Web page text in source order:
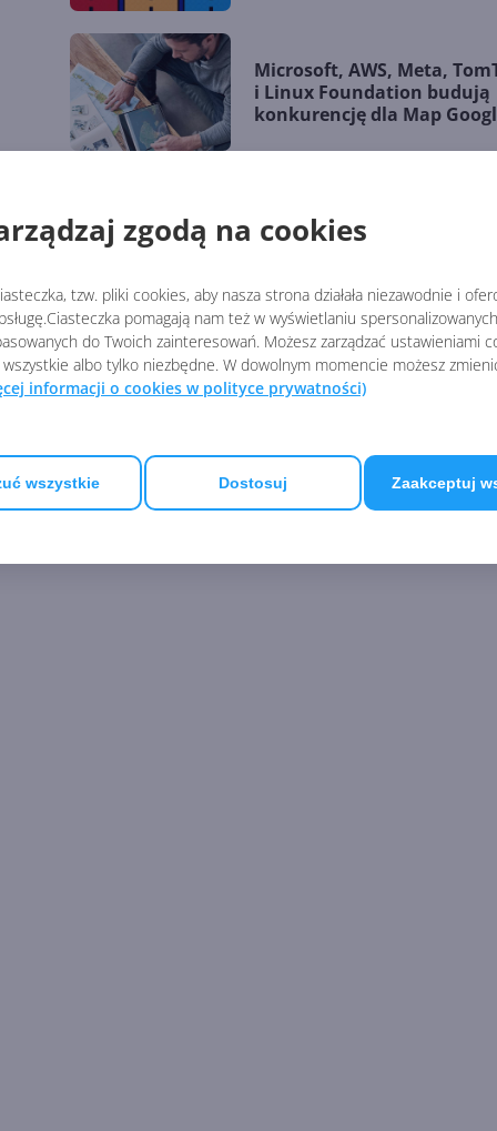
zgodą na cookies
tzw. pliki cookies, aby nasza strona działała niezawodnie i
pomagają nam też w wyświetlaniu
do Twoich zainteresowań. Możesz zarządzać ustawieniami
albo tylko niezbędne. W dowolnym momencie możesz
informacji o cookies w polityce prywatności)
wszystkie Dostosuj Zaakceptuj
Microsoft, AWS, Meta,
i Linux Foundation budują
konkurencję dla Map
zagnieżdżoną wirtualizację
My Phone - odpowiednik
z telefonem również dla
Windows Phone